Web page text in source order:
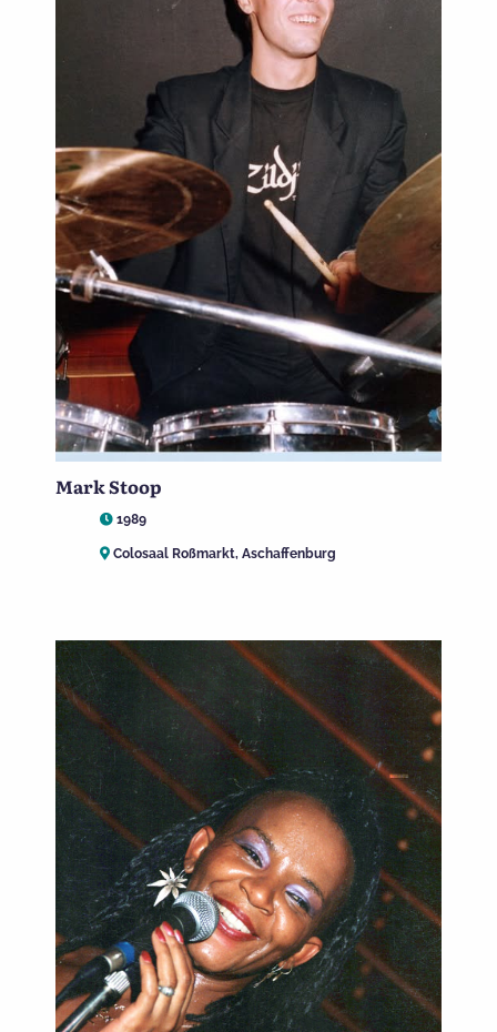
Mark Stoop
1989
Colosaal Roßmarkt, Aschaffenburg